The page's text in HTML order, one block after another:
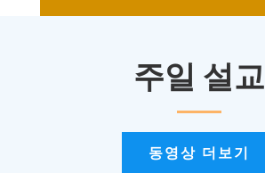
주일 설교
동영상 더보기